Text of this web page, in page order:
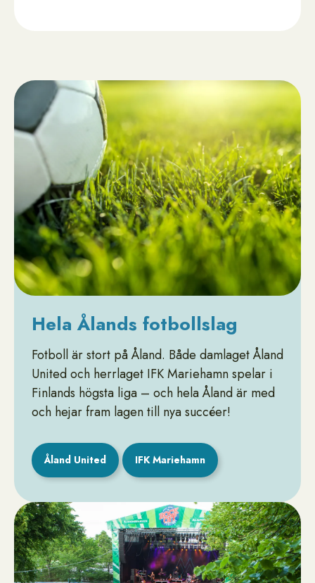
Hela Ålands fotbollslag
Fotboll är stort på Åland. Både damlaget Åland
United och herrlaget IFK Mariehamn spelar i
Finlands högsta liga – och hela Åland är med
och hejar fram lagen till nya succéer!
Åland United IFK Mariehamn